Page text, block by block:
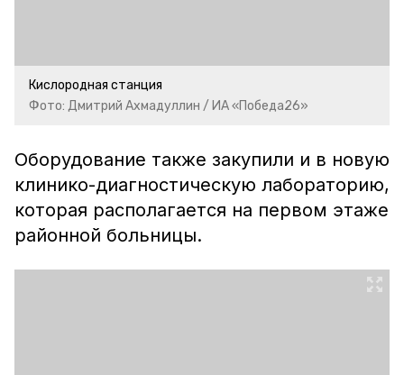
Кислородная станция
Фото: Дмитрий Ахмадуллин / ИА «Победа26»
Оборудование также закупили и в новую
клинико-диагностическую лабораторию,
которая располагается на первом этаже
районной больницы.